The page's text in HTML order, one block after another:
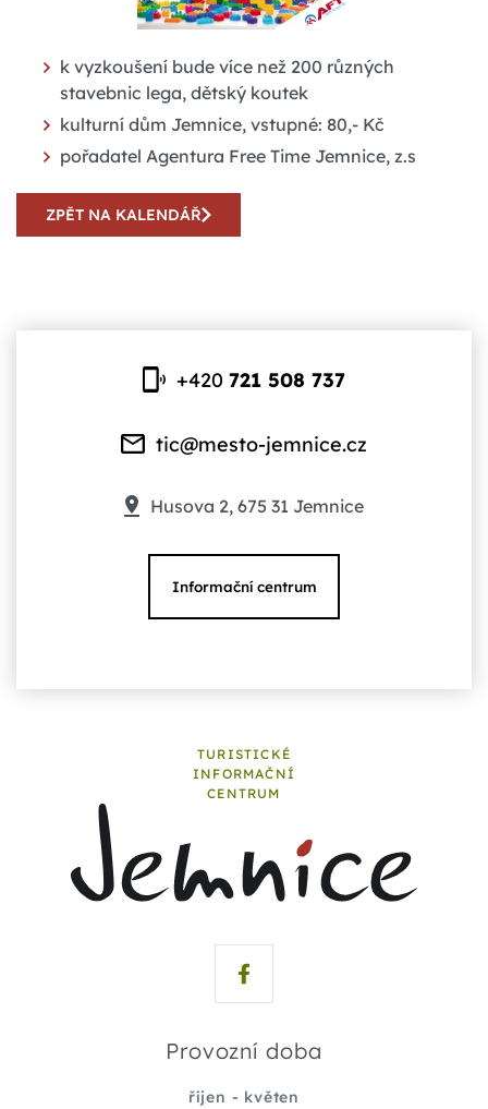
k vyzkoušení bude více než 200 různých
stavebnic lega, dětský koutek
kulturní dům Jemnice, vstupné: 80,- Kč
pořadatel Agentura Free Time Jemnice, z.s
ZPĚT NA KALENDÁŘ
+420721 508 737
tic@mesto-jemnice.cz
Husova 2, 675 31 Jemnice
Informační centrum
TURISTICKÉ
INFORMAČNÍ
CENTRUM
Provozní doba
říjen - květen